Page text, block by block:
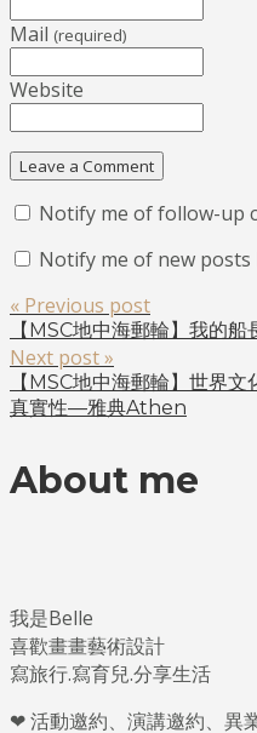
Mail (required)
Website
Notify me of follow-up
Notify me of new posts
« Previous post
【MSC地中海郵輪】我的船
Next post »
【MSC地中海郵輪】世界
真實性—雅典Athen
About me
我是Belle
喜歡畫畫藝術設計
寫旅行.寫育兒.分享生活
❤ 活動邀約、演講邀約、異